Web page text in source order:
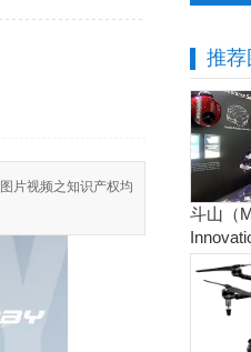
片视频之知识产权均
推荐
斗山（
作。实
无人机